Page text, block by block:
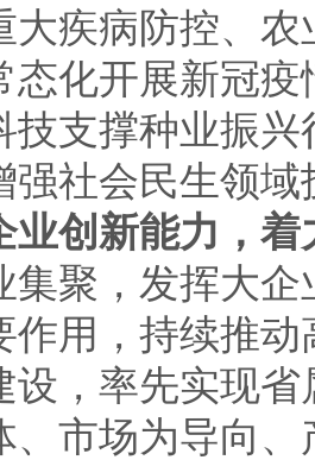
大疾病防控、农
态化开展新冠
技支撑种业振
强社会民生领
业创新能力，
集聚，发挥大
作用，持续推动
设，率先实现
、市场为导向